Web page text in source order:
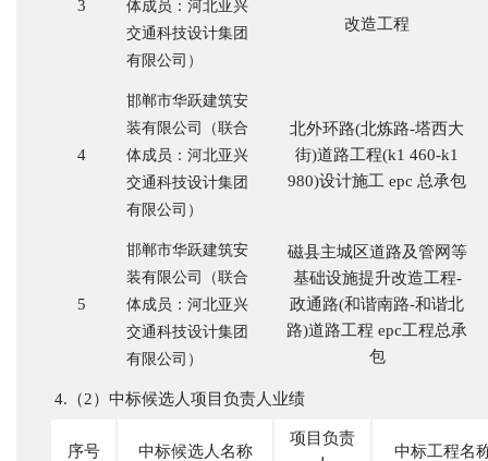
3
体成员：河北亚兴
交通科技设计集团
有限公司）
改造工程
4
邯郸市华跃建筑安
装有限公司（联合
体成员：河北亚兴
交通科技设计集团
有限公司）
北外环路(北炼路-塔西大
街)道路工程(k1 460-k1
980)设计施工 epc 总承包
5
邯郸市华跃建筑安
装有限公司（联合
体成员：河北亚兴
交通科技设计集团
有限公司）
磁县主城区道路及管网等
基础设施提升改造工程-
政通路(和谐南路-和谐北
路)道路工程 epc工程总承
包
4.（2）中标候选人项目负责人业绩
序号 中标候选人名称
项目负责
中标工程名